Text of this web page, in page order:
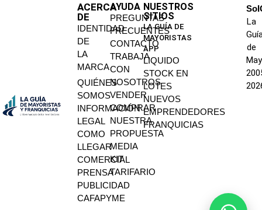
ACERCA
DE
IDENTIDAD
DE
LA
MARCA
QUIÉNES
SOMOS
INFORMACIÓN
LEGAL
COMO
LLEGAR
COMERCIAL
PRENSA
PUBLICIDAD
CAFAPYME
AYUDA
PREGUNTAS
FRECUENTES
CONTACTO
TRABAJA
CON
NOSOTROS
VENDER
COMPRAR
NUESTRA
PROPUESTA
MEDIA
KIT
TARIFARIO
NUESTROS
SITIOS
LA GUÍA DE
MAYORISTAS
APP
LIQUIDO
STOCK EN
LOTES
NUEVOS
EMPRENDEDORES
FRANQUICIAS
La
de